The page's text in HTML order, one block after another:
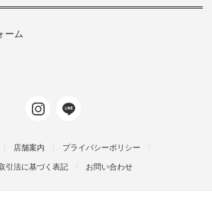
ーム
店舗案内 プライバシーポリシー
引法に基づく表記 お問い合わせ